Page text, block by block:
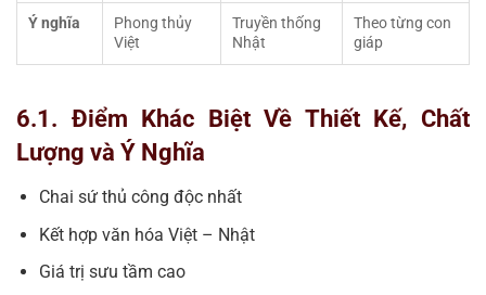
Ý nghĩa
Phong thủy
Việt
Truyền thống
Nhật
Theo từng con
giáp
6.1. Điểm Khác Biệt Về Thiết Kế, Chất
Lượng và Ý Nghĩa
Chai sứ thủ công độc nhất
Kết hợp văn hóa Việt – Nhật
Giá trị sưu tầm cao